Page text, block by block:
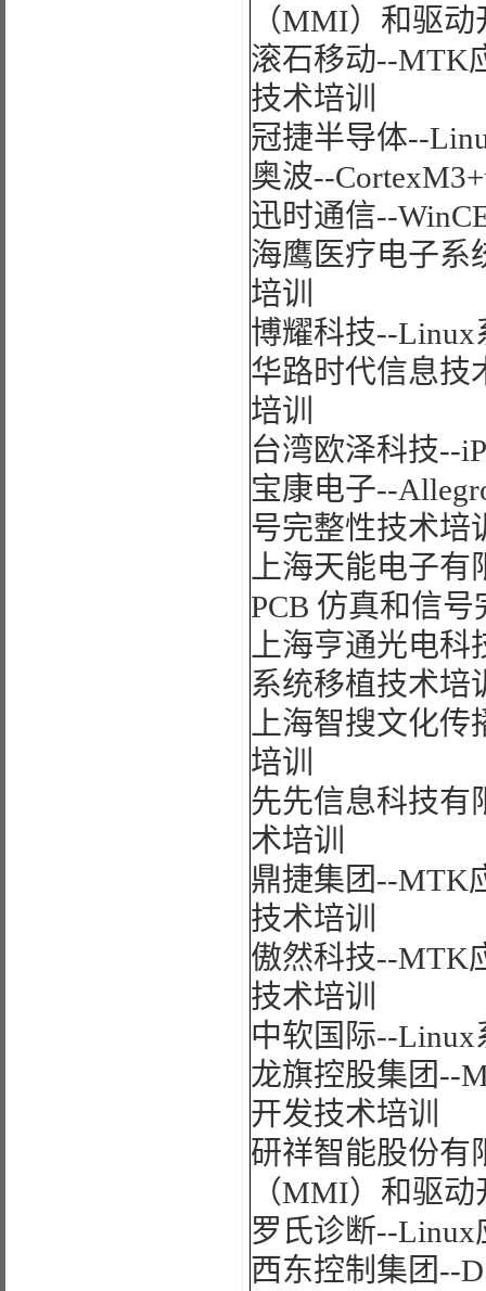
（MMI）和驱
滚石移动--MTK
技术培训
冠捷半导体--
奥波--
迅时通信--
海鹰医疗电子系
培训
博耀科技--Linux
华路时代信息技
培训
台湾欧泽科技--
宝康电子--
号完整性技术培
上海天能电子有
PCB 仿真和信
上海亨通光电科
系统移植技术培
上海智搜文化传
培训
先先信息科技有
术培训
鼎捷集团--MTK
技术培训
傲然科技--MTK
技术培训
中软国际--
龙旗控股集团--
开发技术培训
研祥智能股份有
（MMI）和驱
罗氏诊断--
西东控制集团--